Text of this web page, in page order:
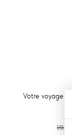
Votre voyage
Contactez-
© 2024